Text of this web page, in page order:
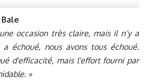
occasion très claire, mais il n’y a
échoué, nous avons tous échoué.
d'efficacité, mais l'effort fourni par
»